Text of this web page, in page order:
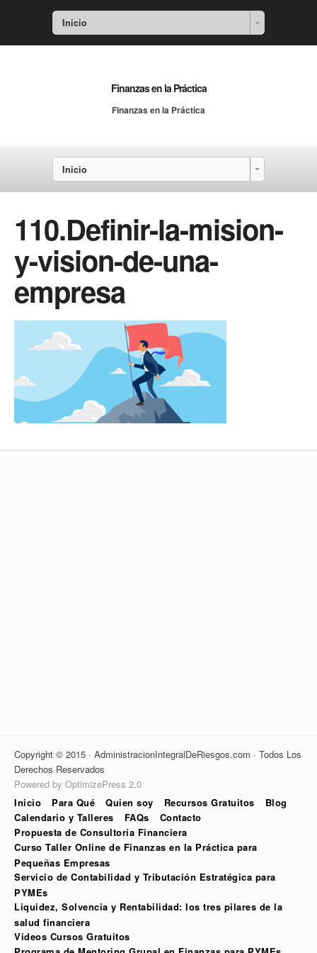
Inicio
Finanzas en la Práctica
Finanzas en la Práctica
Inicio
110.Definir-la-mision-
y-vision-de-una-
empresa
Copyright © 2015 · AdministracionIntegralDeRiesgos.com · Todos Los
Derechos Reservados
Powered by OptimizePress 2.0
Inicio
Para Qué Quien soy Recursos Gratuitos
Blog
Calendario y Talleres
FAQs
Contacto
Propuesta de Consultoría Financiera
Curso Taller Online de Finanzas en la Práctica para
Pequeñas Empresas
Servicio de Contabilidad y Tributación Estratégica para
PYMEs
Liquidez, Solvencia y Rentabilidad: los tres pilares de la
salud financiera
Videos Cursos Gratuitos